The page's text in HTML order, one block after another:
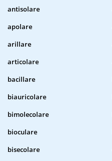
antisolare
apolare
arillare
articolare
bacillare
biauricolare
bimolecolare
bioculare
bisecolare